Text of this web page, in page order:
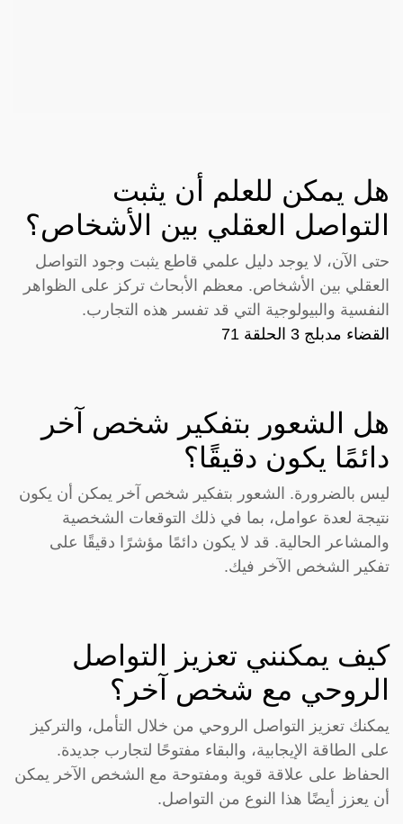
هل يمكن للعلم أن يثبت
التواصل العقلي بين الأشخاص؟
حتى الآن، لا يوجد دليل علمي قاطع يثبت وجود التواصل
العقلي بين الأشخاص. معظم الأبحاث تركز على الظواهر
النفسية والبيولوجية التي قد تفسر هذه التجارب.
القضاء مدبلج 3 الحلقة 71
هل الشعور بتفكير شخص آخر
دائمًا يكون دقيقًا؟
ليس بالضرورة. الشعور بتفكير شخص آخر يمكن أن يكون
نتيجة لعدة عوامل، بما في ذلك التوقعات الشخصية
والمشاعر الحالية. قد لا يكون دائمًا مؤشرًا دقيقًا على
تفكير الشخص الآخر فيك.
كيف يمكنني تعزيز التواصل
الروحي مع شخص آخر؟
يمكنك تعزيز التواصل الروحي من خلال التأمل، والتركيز
على الطاقة الإيجابية، والبقاء مفتوحًا لتجارب جديدة.
الحفاظ على علاقة قوية ومفتوحة مع الشخص الآخر يمكن
أن يعزز أيضًا هذا النوع من التواصل.